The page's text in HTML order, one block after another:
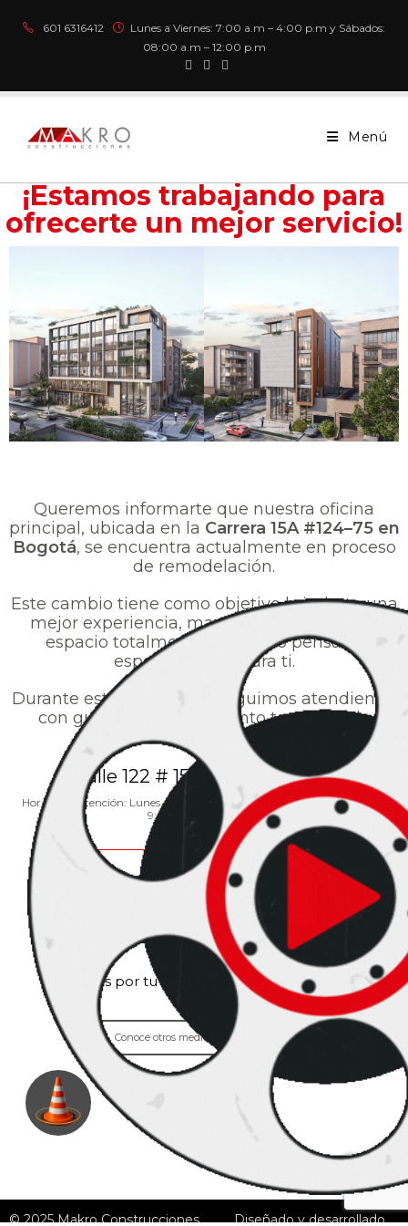
601 6316412
Lunes a Viernes: 7:00 a.m – 4:00 p.m y Sábados:
08:00 a.m – 12:00 p.m
Menú
¡Estamos trabajando para
ofrecerte un mejor servicio!
Queremos informarte que nuestra oficina
principal, ubicada en la Carrera 15A #124–75 en
Bogotá, se encuentra actualmente en proceso
de remodelación.
Este cambio tiene como objetivo brindarte una
mejor experiencia, mayor comodidad y un
espacio totalmente renovado pensado
especialmente para ti.
Durante este proceso, te seguimos atendiendo
con gusto en nuestro punto temporal de
atención:
Calle 122 # 15 – 16, Oficina 202
Horario de atención: Lunes a Viernes: 7:00 a.m – 4:00 p.m. y Sábados:
9:00 a.m. – 1:00 p.m.
Nuestro compromiso contigo no se
detiene
Gracias por tu comprensión durante este
Conoce otros medios de contactárnos
© 2025 Makro Construcciones. Diseñado y desarrollado